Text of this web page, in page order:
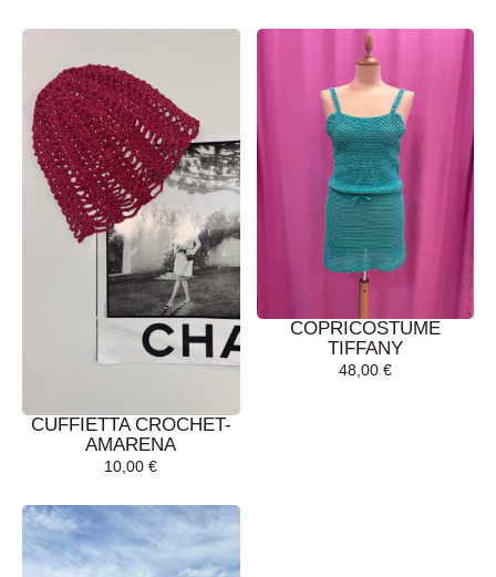
CARRELLO
CUFFIETTA CROCHET-
AMARENA
10,00€
CARRELLO
COPRICOSTUME
TIFFANY
48,00 €